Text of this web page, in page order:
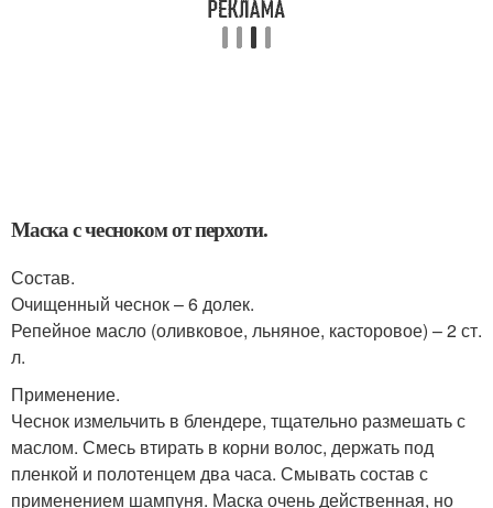
Маска с чесноком от перхоти.
Состав.
Очищенный чеснок – 6 долек.
Репейное масло (оливковое, льняное, касторовое) – 2 ст.
л.
Применение.
Чеснок измельчить в блендере, тщательно размешать с
маслом. Смесь втирать в корни волос, держать под
пленкой и полотенцем два часа. Смывать состав с
применением шампуня. Маска очень действенная, но